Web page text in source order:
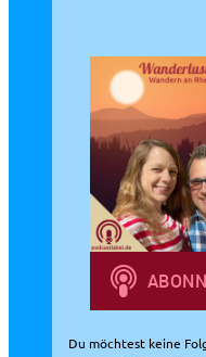
Du möchtest keine